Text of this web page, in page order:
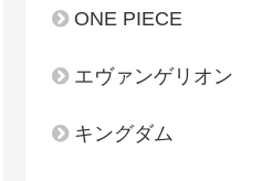
ONE PIECE
エヴァンゲリオン
キングダム